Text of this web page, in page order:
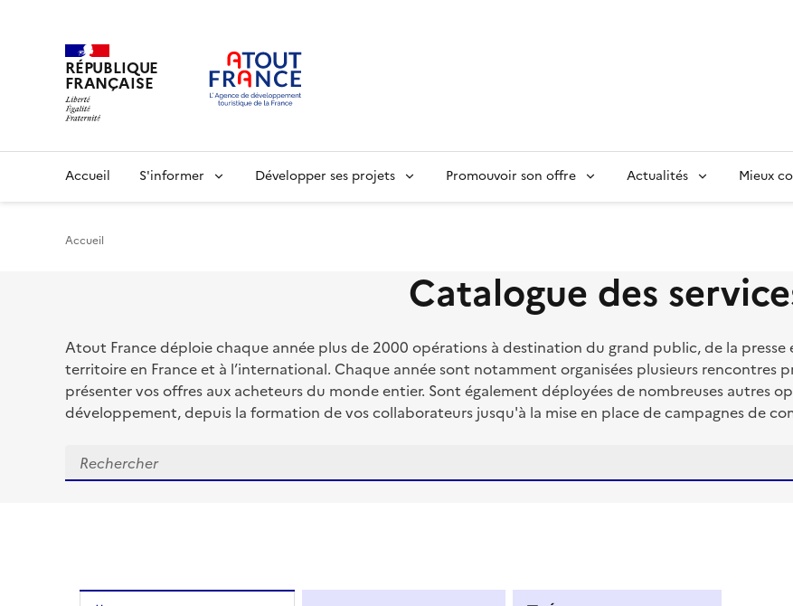
principal
RÉPUBLIQUE
FRANÇAISE
Main
Accueil S'informer Développer ses projets Promouvoir son offre Actualités Mieux
Accueil
Catalogue des
Atout France déploie chaque année plus de 2000 opérations à destination du grand public, de la
territoire en France et à l’international. Chaque année sont notamment organisées plusieurs rencontres
présenter vos offres aux acheteurs du monde entier. Sont également déployées de nombreuses autres
développement, depuis la formation de vos collaborateurs jusqu'à la mise en place de campagnes de